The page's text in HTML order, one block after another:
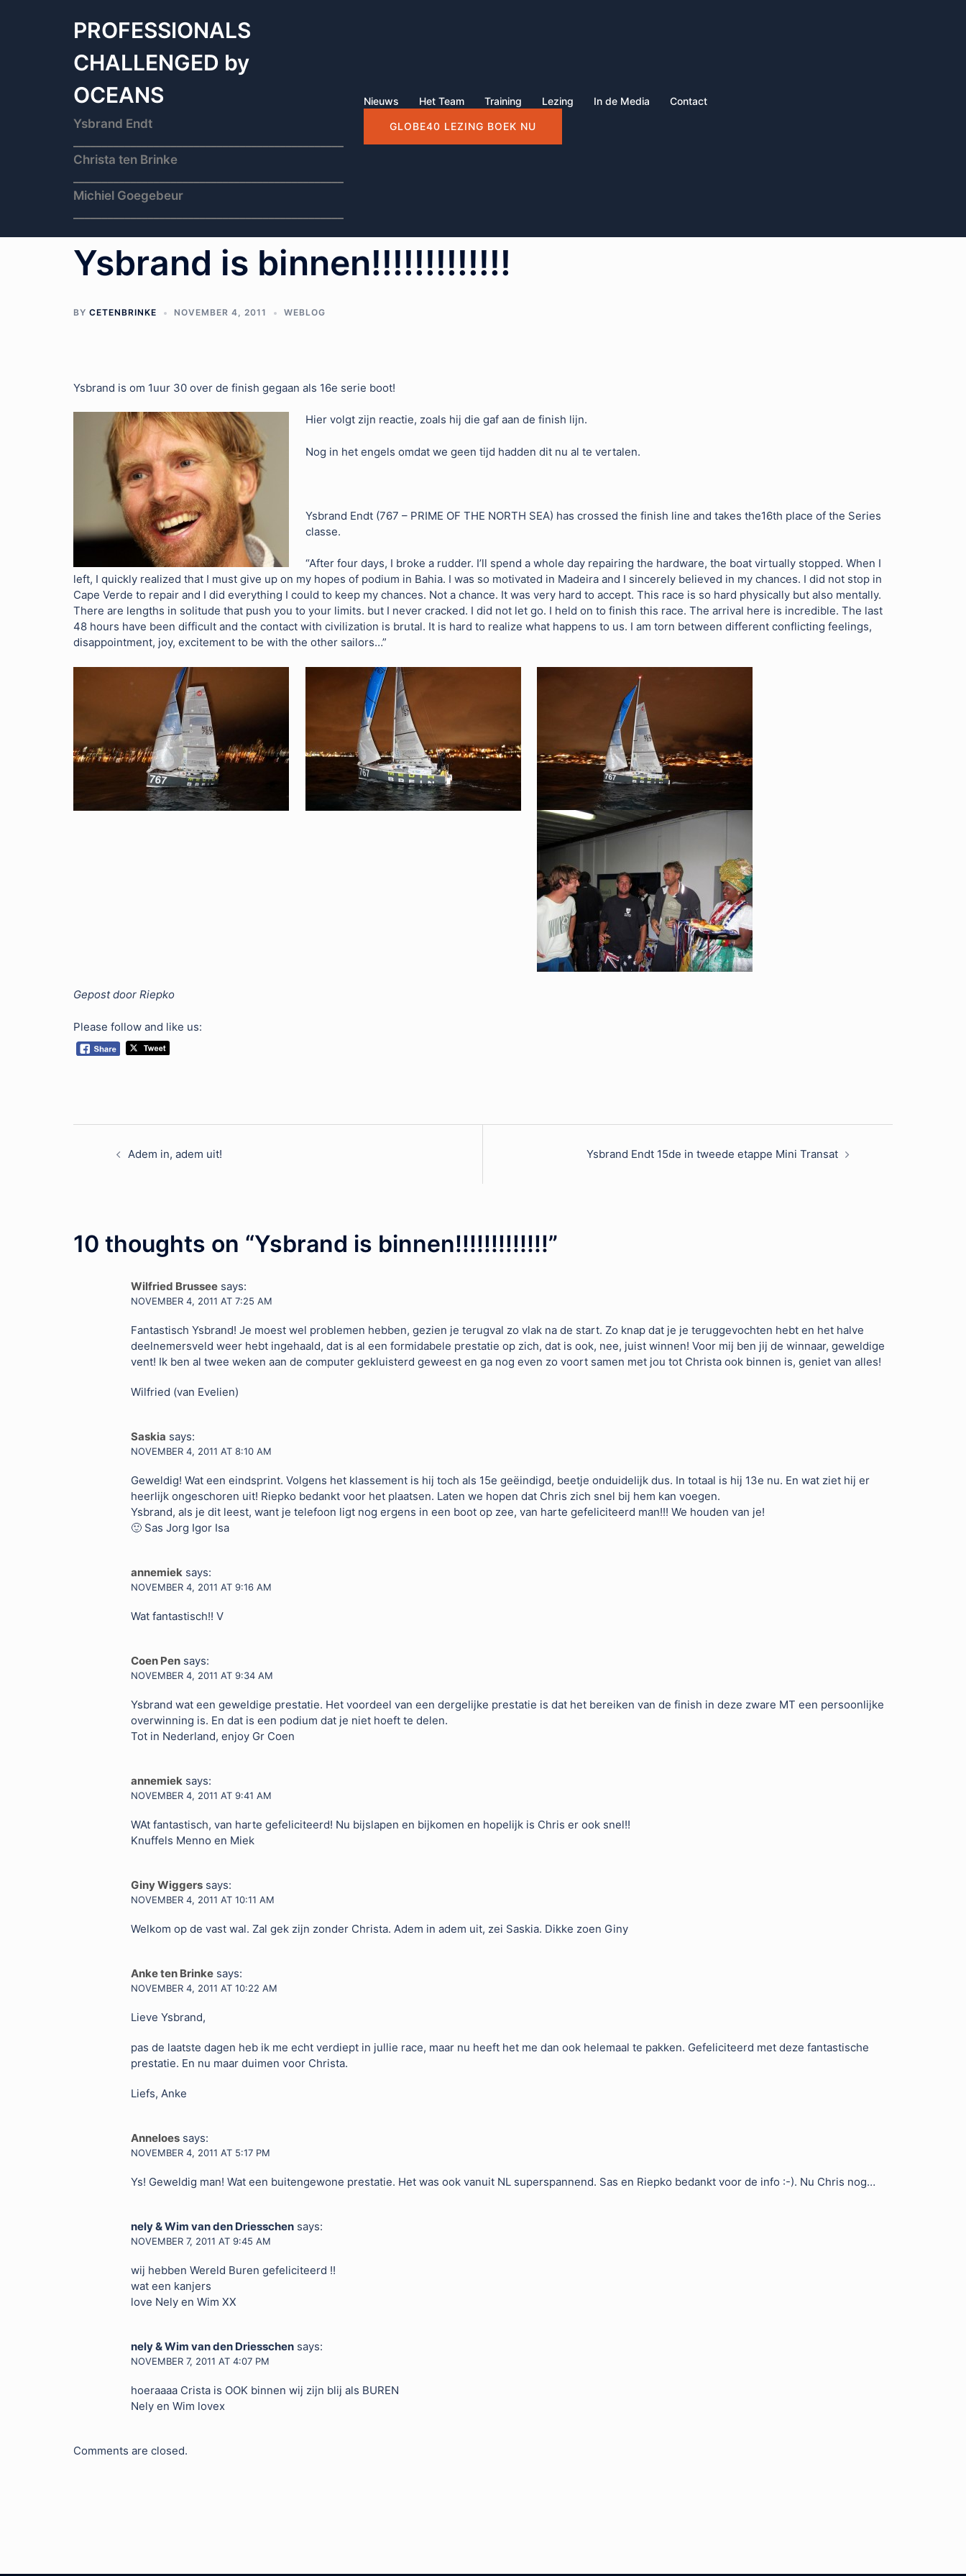
PROFESSIONALS
CHALLENGED by
OCEANS
Ysbrand Endt
Christa ten Brinke
Michiel Goegebeur
Nieuws Het Team Training Lezing In de Media Contact
GLOBE40 LEZING BOEK NU
Ysbrand is binnen!!!!!!!!!!!!!
BY CETENBRINKE NOVEMBER 4, 2011 WEBLOG
Ysbrand is om 1uur 30 over de finish gegaan als 16e serie boot!
Hier volgt zijn reactie, zoals hij die gaf aan de finish lijn.
Nog in het engels omdat we geen tijd hadden dit nu al te vertalen.
Ysbrand Endt (767 – PRIME OF THE NORTH SEA) has crossed the finish line and takes the16th place of the Series
classe.
“After four days, I broke a rudder. I’ll spend a whole day repairing the hardware, the boat virtually stopped. When I
left, I quickly realized that I must give up on my hopes of podium in Bahia. I was so motivated in Madeira and I sincerely believed in my chances. I did not stop in
Cape Verde to repair and I did everything I could to keep my chances. Not a chance. It was very hard to accept. This race is so hard physically but also mentally.
There are lengths in solitude that push you to your limits. but I never cracked. I did not let go. I held on to finish this race. The arrival here is incredible. The last
48 hours have been difficult and the contact with civilization is brutal. It is hard to realize what happens to us. I am torn between different conflicting feelings,
disappointment, joy, excitement to be with the other sailors…”
Gepost door Riepko
Please follow and like us:
PostAdem in, adem uit! Ysbrand Endt 15de in tweede etappe Mini Transat
10 thoughts on “Ysbrand is binnen!!!!!!!!!!!!!”
Wilfried Brussee says:
NOVEMBER 4, 2011 AT 7:25 AM
Fantastisch Ysbrand! Je moest wel problemen hebben, gezien je terugval zo vlak na de start. Zo knap dat je je teruggevochten hebt en het halve
deelnemersveld weer hebt ingehaald, dat is al een formidabele prestatie op zich, dat is ook, nee, juist winnen! Voor mij ben jij de winnaar, geweldige
vent! Ik ben al twee weken aan de computer gekluisterd geweest en ga nog even zo voort samen met jou tot Christa ook binnen is, geniet van alles!
Wilfried (van Evelien)
Saskia says:
NOVEMBER 4, 2011 AT 8:10 AM
Geweldig! Wat een eindsprint. Volgens het klassement is hij toch als 15e geëindigd, beetje onduidelijk dus. In totaal is hij 13e nu. En wat ziet hij er
heerlijk ongeschoren uit! Riepko bedankt voor het plaatsen. Laten we hopen dat Chris zich snel bij hem kan voegen.
Ysbrand, als je dit leest, want je telefoon ligt nog ergens in een boot op zee, van harte gefeliciteerd man!!! We houden van je!
🙂 Sas Jorg Igor Isa
annemiek says:
NOVEMBER 4, 2011 AT 9:16 AM
Wat fantastisch!! V
Coen Pen says:
NOVEMBER 4, 2011 AT 9:34 AM
Ysbrand wat een geweldige prestatie. Het voordeel van een dergelijke prestatie is dat het bereiken van de finish in deze zware MT een persoonlijke
overwinning is. En dat is een podium dat je niet hoeft te delen.
Tot in Nederland, enjoy Gr Coen
annemiek says:
NOVEMBER 4, 2011 AT 9:41 AM
WAt fantastisch, van harte gefeliciteerd! Nu bijslapen en bijkomen en hopelijk is Chris er ook snel!!
Knuffels Menno en Miek
Giny Wiggers says:
NOVEMBER 4, 2011 AT 10:11 AM
Welkom op de vast wal. Zal gek zijn zonder Christa. Adem in adem uit, zei Saskia. Dikke zoen Giny
Anke ten Brinke says:
NOVEMBER 4, 2011 AT 10:22 AM
Lieve Ysbrand,
pas de laatste dagen heb ik me echt verdiept in jullie race, maar nu heeft het me dan ook helemaal te pakken. Gefeliciteerd met deze fantastische
prestatie. En nu maar duimen voor Christa.
Liefs, Anke
Anneloes says:
NOVEMBER 4, 2011 AT 5:17 PM
Ys! Geweldig man! Wat een buitengewone prestatie. Het was ook vanuit NL superspannend. Sas en Riepko bedankt voor de info :-). Nu Chris nog…
nely & Wim van den Driesschen says:
NOVEMBER 7, 2011 AT 9:45 AM
wij hebben Wereld Buren gefeliciteerd !!
wat een kanjers
love Nely en Wim XX
nely & Wim van den Driesschen says:
NOVEMBER 7, 2011 AT 4:07 PM
hoeraaaa Crista is OOK binnen wij zijn blij als BUREN
Nely en Wim lovex
Comments are closed.